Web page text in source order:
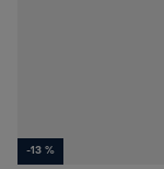
-13 %